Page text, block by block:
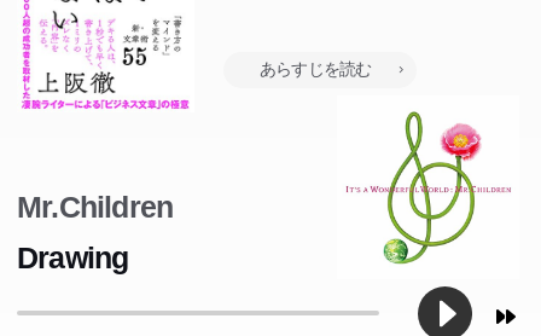
あらすじを読む
ぎない、提出前に一度は「文章を寝かせる」...など、実践
ですぐに役立つ心得を総まとめ!
Mr.Children
Drawing
ぎない、提出前に一度は「文章を寝かせる」...など、実践
ですぐに役立つ心得を総まとめ!